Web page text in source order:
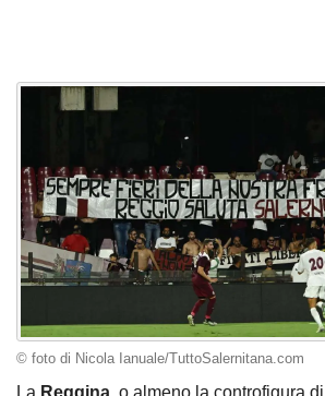
© foto di Nicola Ianuale/TuttoSalernitana.com